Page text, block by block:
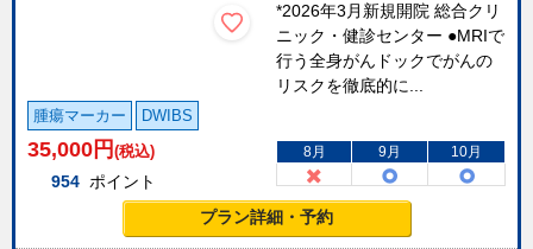
*2026年3月新規開院 総合クリ
ニック・健診センター ●MRIで
行う全身がんドックでがんの
リスクを徹底的に...
腫瘍マーカー DWIBS
35,000 円 (税込)
954 ポイント
8月 9月 10月
プラン詳細・予約